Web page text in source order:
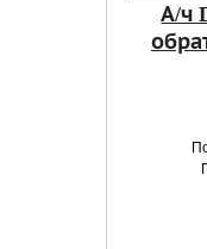
А/ч